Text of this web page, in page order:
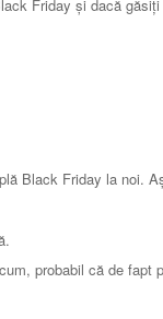
Friday şi dacă
Black Friday la noi.
probabil că de fapt